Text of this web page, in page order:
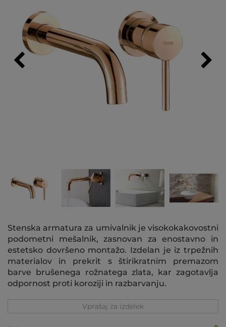
Stenska armatura za umivalnik je visokokakovostni
podometni mešalnik, zasnovan za enostavno in
estetsko dovršeno montažo. Izdelan je iz trpežnih
materialov in prekrit s štirikratnim premazom
barve brušenega rožnatega zlata, kar zagotavlja
odpornost proti koroziji in razbarvanju.
Vprašaj za izdelek